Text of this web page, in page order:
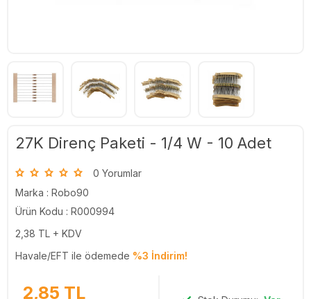
27K Direnç Paketi - 1/4 W - 10 Adet
0 Yorumlar
Marka : Robo90
Ürün Kodu : R000994
2,38 TL + KDV
Havale/EFT ile ödemede %3 İndirim!
2,85 TL